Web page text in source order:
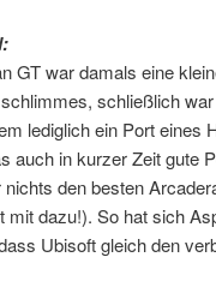
GT war damals eine
schließlich
lediglich ein Port eines
auch in kurzer Zeit gute
den besten
mit dazu!). So hat sich
Ubisoft gleich den